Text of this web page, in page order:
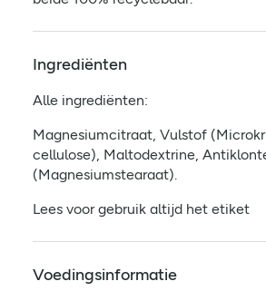
Ingrediënten
Alle ingrediënten:
Magnesiumcitraat, Vulstof
cellulose), Maltodextrine,
(Magnesiumstearaat).
Lees voor gebruik altijd het etiket
Voedingsinformatie